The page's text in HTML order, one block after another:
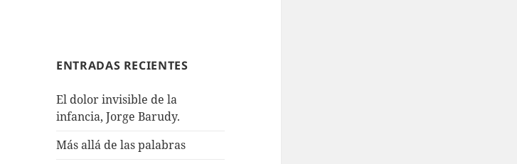
ENTRADAS RECIENTES
El dolor invisible de la
infancia, Jorge Barudy.
Más allá de las palabras